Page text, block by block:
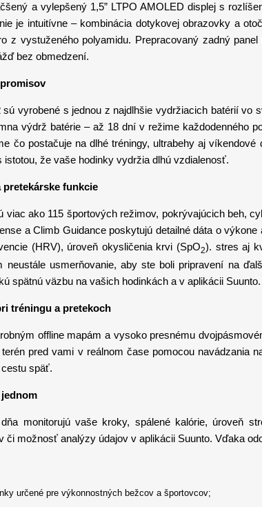
a vylepšený 1,5” LTPO AMOLED displej s
je intuitívne – kombinácia dotykovej obrazovky a
z vystuženého polyamidu. Prepracovaný zadný
bez obmedzení.
sú vyrobené s jednou z najdlhšie vydržiacich batérií
výdrž batérie – až 18 dní v režime každodenného
čo postačuje na dlhé tréningy, ultrabehy aj
istotou, že vaše hodinky vydržia dlhú vzdialenosť.
pretekárske funkcie
viac ako 115 športových režimov, pokrývajúcich beh,
a Climb Guidance poskytujú detailné dáta o
(HRV), úroveň okysličenia krvi (SpO2). stres aj
neustále usmerňovanie, aby ste boli pripravení na
spätnú väzbu na vašich hodinkách a v aplikácii Suunto.
tréningu a pretekoch
offline mapám a vysoko presnému
pred vami v reálnom čase pomocou navádzania
späť.
monitorujú vaše kroky, spálené kalórie, úroveň
či možnosť analýzy údajov v aplikácii Suunto. Vďaka
určené pre výkonnostných bežcov a športovcov;